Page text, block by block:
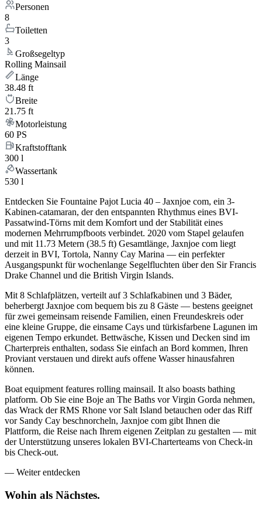
Personen
8
Toiletten
3
Großsegeltyp
Rolling Mainsail
Länge
38.48 ft
Breite
21.75 ft
Motorleistung
60 PS
Kraftstofftank
300 l
Wassertank
530 l
Entdecken Sie Fountaine Pajot Lucia 40 – Jaxnjoe com, ein 3-
Kabinen-catamaran, der den entspannten Rhythmus eines BVI-
Passatwind-Törns mit dem Komfort und der Stabilität eines
modernen Mehrrumpfboots verbindet. 2020 vom Stapel gelaufen
und mit 11.73 Metern (38.5 ft) Gesamtlänge, Jaxnjoe com liegt
derzeit in BVI, Tortola, Nanny Cay Marina — ein perfekter
Ausgangspunkt für wochenlange Segelfluchten über den Sir Francis
Drake Channel und die British Virgin Islands.
Mit 8 Schlafplätzen, verteilt auf 3 Schlafkabinen und 3 Bäder,
beherbergt Jaxnjoe com bequem bis zu 8 Gäste — bestens geeignet
für zwei gemeinsam reisende Familien, einen Freundeskreis oder
eine kleine Gruppe, die einsame Cays und türkisfarbene Lagunen im
eigenen Tempo erkundet. Bettwäsche, Kissen und Decken sind im
Charterpreis enthalten, sodass Sie einfach an Bord kommen, Ihren
Proviant verstauen und direkt aufs offene Wasser hinausfahren
können.
Boat equipment features rolling mainsail. It also boasts bathing
platform. Ob Sie eine Boje an The Baths vor Virgin Gorda nehmen,
das Wrack der RMS Rhone vor Salt Island betauchen oder das Riff
vor Sandy Cay beschnorcheln, Jaxnjoe com gibt Ihnen die
Plattform, die Reise nach Ihrem eigenen Zeitplan zu gestalten — mit
der Unterstützung unseres lokalen BVI-Charterteams von Check-in
bis Check-out.
— Weiter entdecken
Wohin als Nächstes.